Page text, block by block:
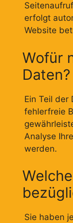
erfolgt
Website
Wofür
Daten?
Ein Teil der
fehlerfreie
Analyse
werden.
Sie haben